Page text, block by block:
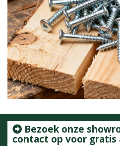
Bezoek onze
contact op voor gratis